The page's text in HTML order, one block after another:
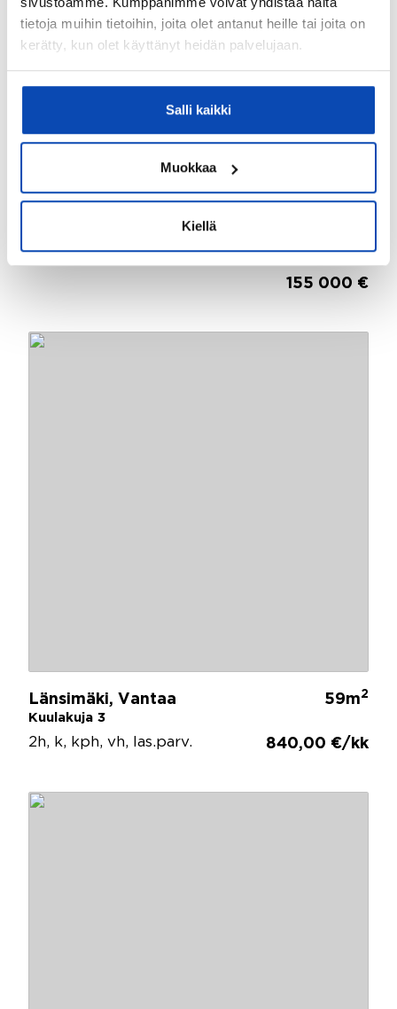
tietoja muihin tietoihin, joita olet antanut heille tai joita on
kerätty, kun olet käyttänyt heidän palvelujaan.
Salli kaikki
Muokkaa
Kiellä
155 000 €
Länsimäki, Vantaa
Kuulakuja 3
59m2
2h, k, kph, vh, las.parv. 840,00 €/kk